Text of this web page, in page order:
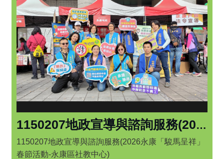
1150207地政宣導與諮詢服務(2026永康「駿馬呈祥」春節活動-永康區社教中心)
1150207地政宣導與諮詢服務(2026永康「駿馬呈祥」
春節活動-永康區社教中心)